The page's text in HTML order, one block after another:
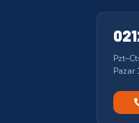
Pazar